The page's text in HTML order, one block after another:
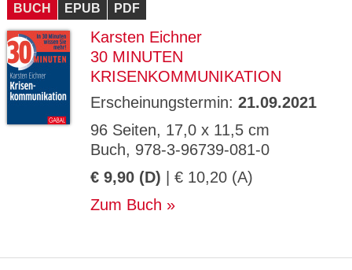
BUCH EPUB PDF
Karsten Eichner
30 MINUTEN
KRISENKOMMUNIKATION
Erscheinungstermin: 21.09.2021
96 Seiten, 17,0 x 11,5 cm
Buch, 978-3-96739-081-0
€ 9,90 (D) | € 10,20 (A)
Zum Buch